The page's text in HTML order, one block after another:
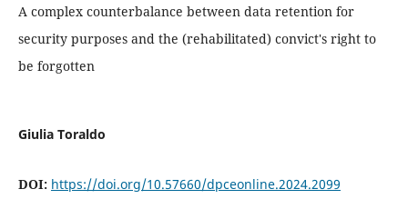
A complex counterbalance between data retention for
security purposes and the (rehabilitated) convict's right to
be forgotten
Giulia Toraldo
DOI: https://doi.org/10.57660/dpceonline.2024.2099